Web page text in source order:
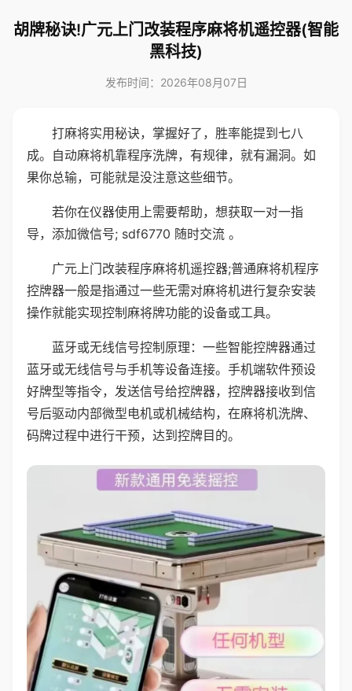
胡牌秘诀!广元上门改装程序麻将机遥控器(智能
黑科技)
发布时间：2026年08月07日
打麻将实用秘诀，掌握好了，胜率能提到七八
成。自动麻将机靠程序洗牌，有规律，就有漏洞。如
果你总输，可能就是没注意这些细节。
若你在仪器使用上需要帮助，想获取一对一指
导，添加微信号; sdf6770 随时交流 。
广元上门改装程序麻将机遥控器;普通麻将机程序
控牌器一般是指通过一些无需对麻将机进行复杂安装
操作就能实现控制麻将牌功能的设备或工具。
蓝牙或无线信号控制原理：一些智能控牌器通过
蓝牙或无线信号与手机等设备连接。手机端软件预设
好牌型等指令，发送信号给控牌器，控牌器接收到信
号后驱动内部微型电机或机械结构，在麻将机洗牌、
码牌过程中进行干预，达到控牌目的。